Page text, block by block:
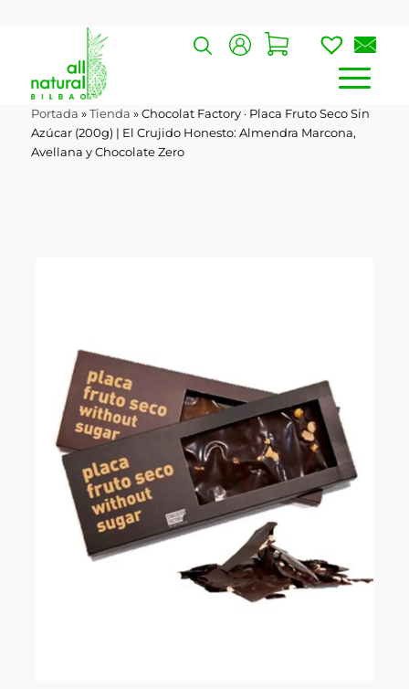
Portada »Tienda »Chocolat Factory · Placa Fruto Seco Sin
Azúcar (200g) | El Crujido Honesto: Almendra Marcona,
Avellana y Chocolate Zero